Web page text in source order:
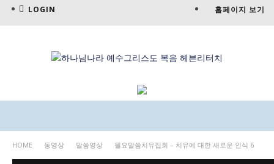
LOGIN 홈페이지 보기
HOME 동영상 말씀영상 월요말씀치유집회 – 치유에 대한 새로운 인식 6